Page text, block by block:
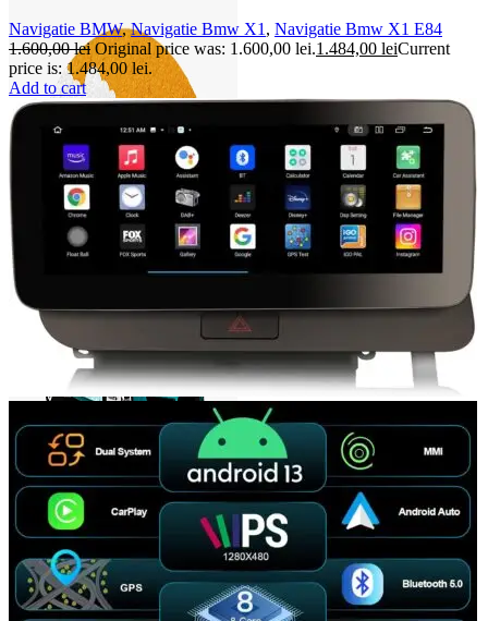
Login / Register
Search
Wishlist
items / 0,00lei
Menu
Navigatie BMW,Navigatie Bmw X1 , Navigatie Bmw X1 E84
1.600,00lei Original price was: 1.600,00 lei.1.484,00 leiCurrent
price is: 1.484,00 lei.
Add to cart